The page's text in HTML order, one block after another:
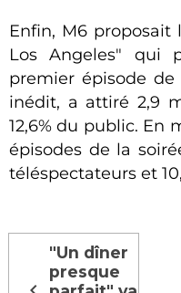
Enfin, M6 proposait
Los Angeles" qui
premier épisode
inédit, a attiré 2,9
12,6% du public. En
épisodes de la
téléspectateurs et
"Un dîner
presque